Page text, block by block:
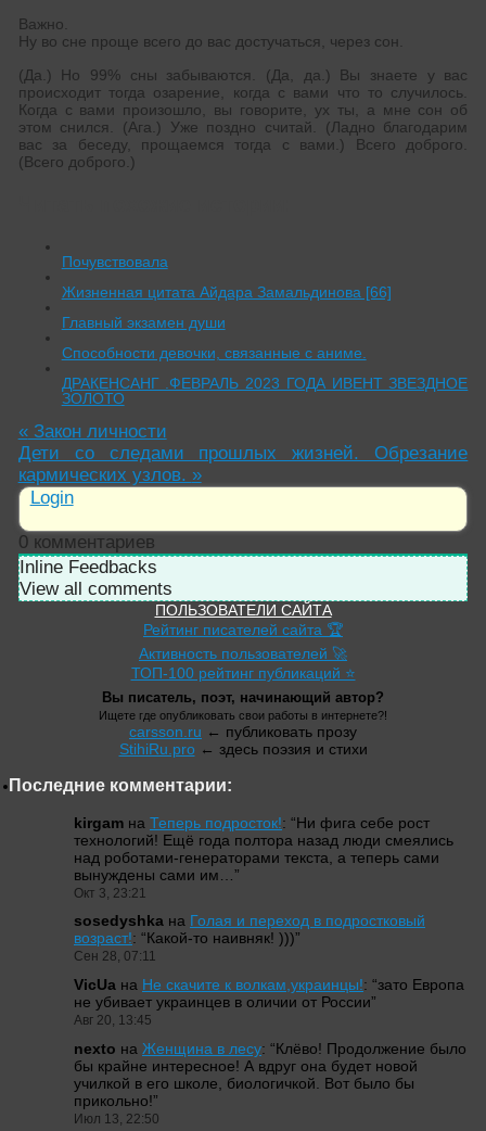
Важно.
Ну во сне проще всего до вас достучаться, через сон.
(Да.) Но 99% сны забываются. (Да, да.) Вы знаете у вас
происходит тогда озарение, когда с вами что то случилось.
Когда с вами произошло, вы говорите, ух ты, а мне сон об
этом снился. (Ага.) Уже поздно считай. (Ладно благодарим
вас за беседу, прощаемся тогда с вами.) Всего доброго.
(Всего доброго.)
Почувствовала
Жизненная цитата Айдара Замальдинова [66]
Главный экзамен души
Способности девочки, связанные с аниме.
ДРАКЕНСАНГ .ФЕВРАЛЬ 2023 ГОДА ИВЕНТ ЗВЕЗДНОЕ
ЗОЛОТО
«Закон личности
Дети со следами прошлых жизней. Обрезание
кармических узлов. »
Login
0комментариев
Inline Feedbacks
View all comments
ПОЛЬЗОВАТЕЛИ САЙТА
Рейтинг писателей сайта 🏆
Активность пользователей 🚀
ТОП-100 рейтинг публикаций ⭐
Вы писатель, поэт, начинающий автор?
Ищете где опубликовать свои работы в интернете?!
carsson.ru ← публиковать прозу
StihiRu.pro ← здесь поэзия и стихи
Последние комментарии:
kirgam на Теперь подросток!: “Ни фига себе рост
технологий! Ещё года полтора назад люди смеялись
над роботами-генераторами текста, а теперь сами
вынуждены сами им… ”
Окт 3, 23:21
sosedyshka на Голая и переход в подростковый
возраст!: “Какой-то наивняк! )))”
Сен 28, 07:11
VicUa на Не скачите к волкам,украинцы!: “зато Европа
не убивает украинцев в оличии от России”
Авг 20, 13:45
nexto на Женщина в лесу: “Клёво! Продолжение было
бы крайне интересное! А вдруг она будет новой
училкой в его школе, биологичкой. Вот было бы
прикольно!”
Июл 13, 22:50